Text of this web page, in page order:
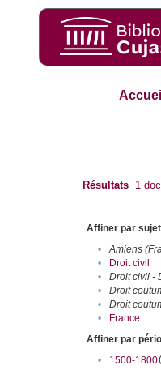
Accueil
Résultats 1
Affiner par sujet
•
Amiens
•
Droit civil
•
Droit civil -
•
Droit
•
Droit
•
France
Affiner par
•
1500-1800